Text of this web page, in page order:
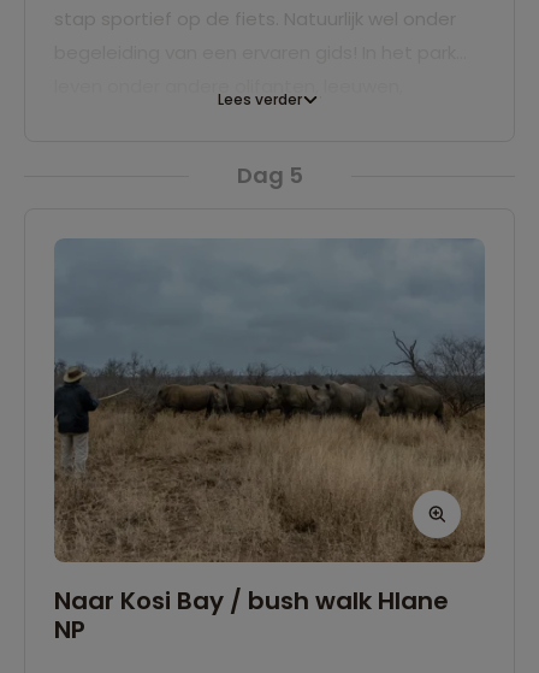
Lees verder
Dag 5
Naar Kosi Bay / bush walk Hlane
NP